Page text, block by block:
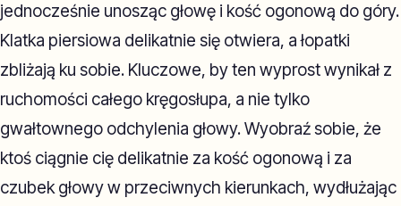
jednocześnie unosząc głowę i kość ogonową do góry.
Klatka piersiowa delikatnie się otwiera, a łopatki
zbliżają ku sobie. Kluczowe, by ten wyprost wynikał z
ruchomości całego kręgosłupa, a nie tylko
gwałtownego odchylenia głowy. Wyobraź sobie, że
ktoś ciągnie cię delikatnie za kość ogonową i za
czubek głowy w przeciwnych kierunkach, wydłużając